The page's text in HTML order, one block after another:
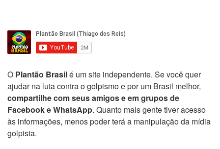
O Plantão Brasilé um site independente. Se você quer
ajudar na luta contra o golpismo e por um Brasil melhor,
compartilhe com seus amigos e em grupos de
Facebook e WhatsApp. Quanto mais gente tiver acesso
às informações, menos poder terá a manipulação da mídia
golpista.